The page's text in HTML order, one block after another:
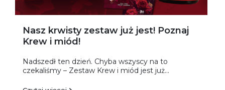
Nasz krwisty zestaw już jest! Poznaj
Krew i miód!
Nadszedł ten dzień. Chyba wszyscy na to
czekaliśmy – Zestaw Krew i miód jest już...